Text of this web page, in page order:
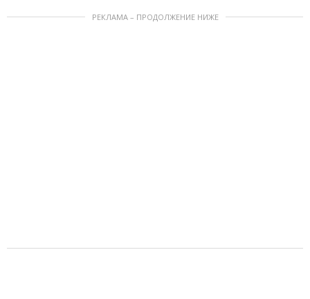
РЕКЛАМА – ПРОДОЛЖЕНИЕ НИЖЕ